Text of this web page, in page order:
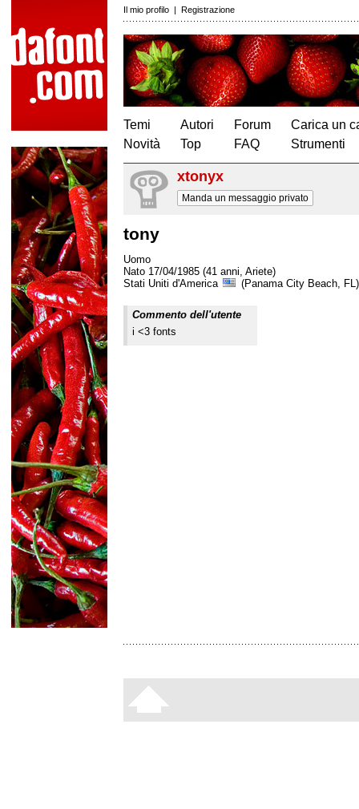
Il mio profilo | Registrazione
Temi
Novità
Autori
Top
Forum
FAQ
Carica un
Strumenti
xtonyx
Manda un messaggio privato
tony
Uomo
Nato 17/04/1985 (41 anni, Ariete)
Stati Uniti d'America
(Panama City Beach, FL)
Commento dell'utente
i <3 fonts